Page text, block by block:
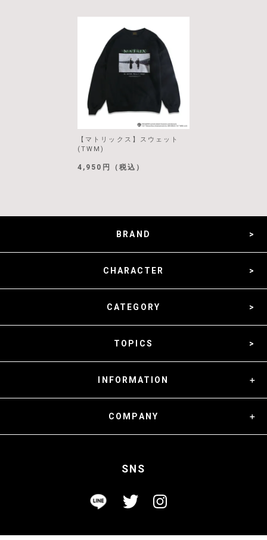
【マトリックス】スウェット
(TWM)
4,950円（税込）
BRAND
CHARACTER
CATEGORY
TOPICS
INFORMATION
COMPANY
SNS